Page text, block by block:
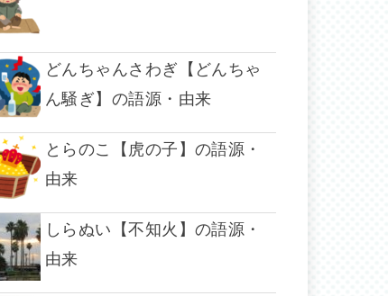
どんちゃんさわぎ【どんちゃ
ん騒ぎ】の語源・由来
とらのこ【虎の子】の語源・
由来
しらぬい【不知火】の語源・
由来